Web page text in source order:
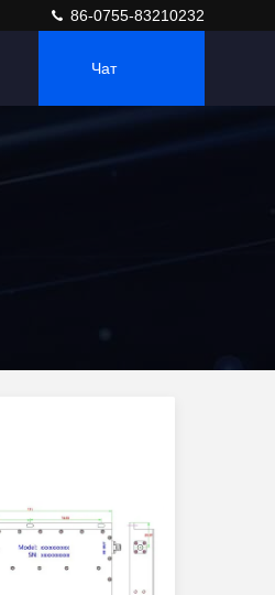
86-0755-83210232
Чат